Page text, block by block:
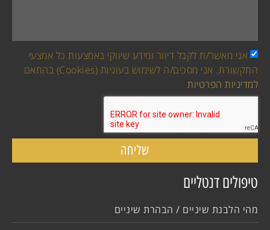
אני מאשר/ת לקבל דיוור ומידע שיווקי באמצעות כל אמצעי
התקשורת. אני מסכים/ה לשימוש בעוגיות (Cookies) בהתאם
למדיניות הפרטיות
שליחה
טיפולים דנטליים
מהי הלבנת שיניים / הבהרת שיניים